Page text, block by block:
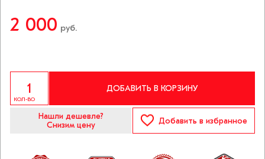
2 000 руб.
КОЛ-ВО
ДОБАВИТЬ В КОРЗИНУ
Нашли дешевле?
Снизим цену
Добавить в избранное